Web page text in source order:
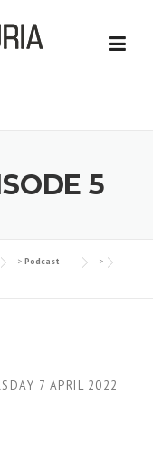
5
> Podcast
>
7 APRIL 2022